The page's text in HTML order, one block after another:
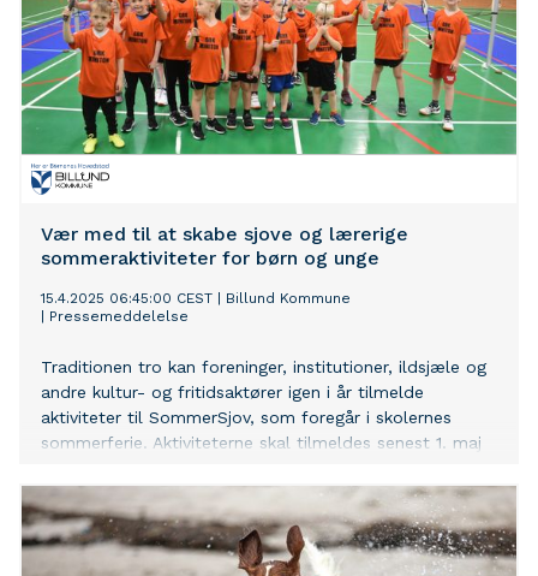
Vær med til at skabe sjove og lærerige
sommeraktiviteter for børn og unge
15.4.2025 06:45:00 CEST
Billund Kommune
Pressemeddelelse
Traditionen tro kan foreninger, institutioner, ildsjæle og
andre kultur- og fritidsaktører igen i år tilmelde
aktiviteter til SommerSjov, som foregår i skolernes
sommerferie. Aktiviteterne skal tilmeldes senest 1. maj
som er målrettet børn og unge fra 0.-10. klasse.